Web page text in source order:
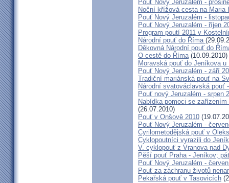
Pouť Nový Jeruzalém -
Noční křížová cesta na Maria
Pouť Nový Jeruzalém -
Pouť Nový Jeruzalém - říjen
Program poutí 2011 v
Národní pouť do Říma
Děkovná Národní pouť do
O cestě do Říma(10.09.2010)
Moravská pouť do Jeníkova u
Pouť Nový Jeruzalém - září
Tradiční mariánská pouť na
Národní svatováclavská pouť
Pouť nový Jeruzalém - srpen
Nabídka pomoci se
(26.07.2010)
Pouť v Onšově 2010
Pouť Nový Jeruzalém -
Cyrilometodějská pouť v
Cyklopoutníci vyrazili do
V. cyklopouť z Vranova nad
Pěší pouť Praha - Jeníkov;
Pouť Nový Jeruzalém -
Pouť za záchranu životů
Pekařská pouť v Tasovicích